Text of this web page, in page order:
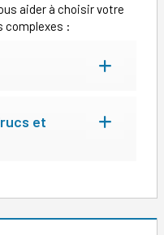
aider à choisir votre
complexes :
et